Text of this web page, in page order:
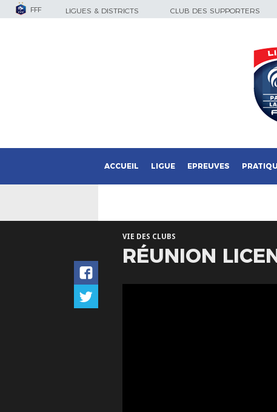
FFF LIGUES & DISTRICTS CLUB DES SUPPORTERS
ACCUEIL LIGUE EPREUVES
VIE DES CLUBS
RÉUNION